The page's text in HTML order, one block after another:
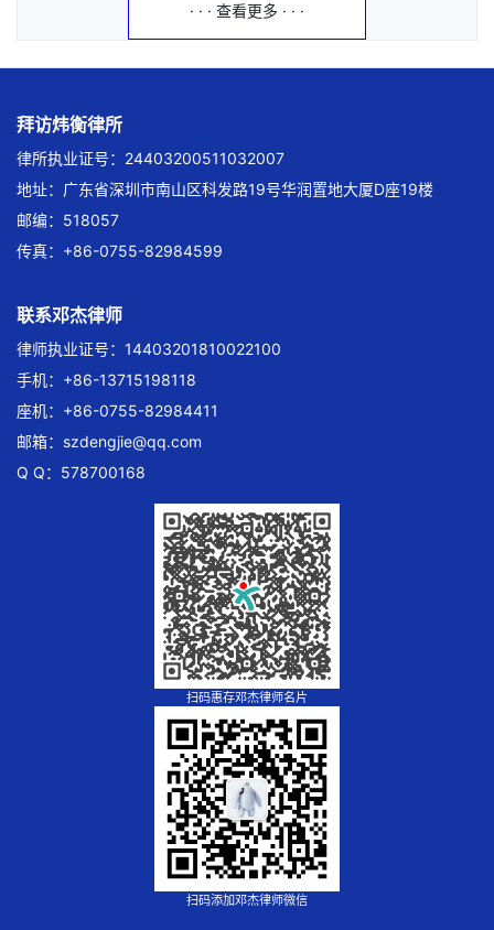
· · · 查看更多 · · ·
拜访炜衡律所
律所执业证号：24403200511032007
地址：广东省深圳市南山区科发路19号华润置地大厦D座19楼
邮编：518057
传真：+86-0755-82984599
联系邓杰律师
律师执业证号：14403201810022100
手机：+86-13715198118
座机：+86-0755-82984411
邮箱： szdengjie@qq.com
Q Q：578700168
扫码惠存邓杰律师名片
扫码添加邓杰律师微信